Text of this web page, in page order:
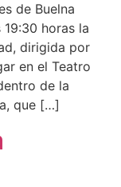
de Buelna
horas la
dirigida por
en el Teatro
de la
que […]